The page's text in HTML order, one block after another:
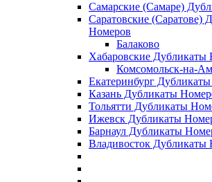
Самарские (Самаре)
Саратовские (Саратове)
Номеров
Балаково
Хабаровские Дубликаты
Комсомольск-на-
Екатеринбург
Казань Дубликаты
Тольятти Дубликаты
Ижевск Дубликаты
Барнаул Дубликаты
Владивосток Дубликаты